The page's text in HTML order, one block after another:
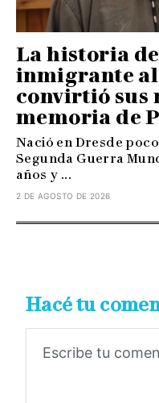
La historia
inmigrante
convirtió sus
memoria de
Nació en Dresde
Segunda Guerra
años y ...
2 DE AGOSTO DE 2026
Hacé tu